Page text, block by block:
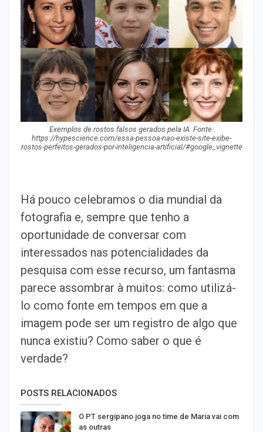
Exemplos de rostos falsos gerados pela IA. Fonte:
https://hypescience.com/essa-pessoa-nao-existe-site-exibe-
rostos-perfeitos-gerados-por-inteligencia-artificial/#google_vignette
Há pouco celebramos o dia mundial da
fotografia e, sempre que tenho a
oportunidade de conversar com
interessados nas potencialidades da
pesquisa com esse recurso, um fantasma
parece assombrar à muitos: como utilizá-
lo como fonte em tempos em que a
imagem pode ser um registro de algo que
nunca existiu? Como saber o que é
verdade?
POSTS RELACIONADOS
O PT sergipano joga no time de Maria vai com
as outras